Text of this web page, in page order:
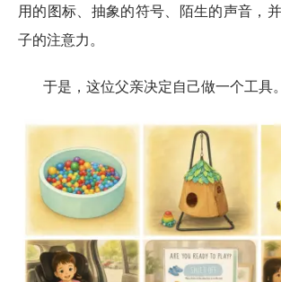
用的图标、抽象的符号、陌生的声音，
子的注意力。
于是，这位父亲决定自己做一个工具。